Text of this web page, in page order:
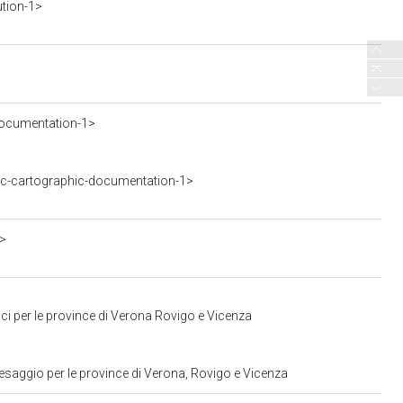
1>
1>
cartographic-documentation-1>
per le province di Verona Rovigo e Vicenza
per le province di Verona, Rovigo e Vicenza